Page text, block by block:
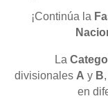
¡Continúa la
La
divisionales A y B
en